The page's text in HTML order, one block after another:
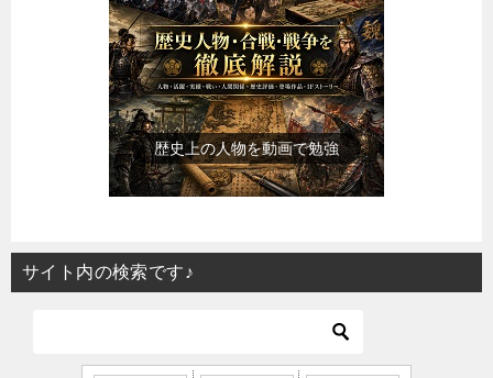
『食品』（楽天市場）
サイト内の検索です♪